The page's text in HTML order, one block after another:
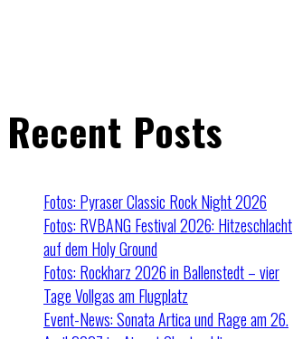
Recent Posts
Fotos: Pyraser Classic Rock Night 2026
Fotos: RVBANG Festival 2026: Hitzeschlacht
auf dem Holy Ground
Fotos: Rockharz 2026 in Ballenstedt – vier
Tage Vollgas am Flugplatz
Event-News: Sonata Artica und Rage am 26.